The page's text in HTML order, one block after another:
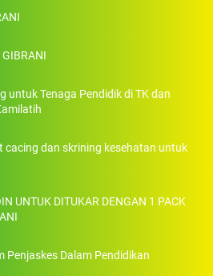
GIBRANI
untuk Tenaga Pendidik di TK dan
cacing dan skrining kesehatan untuk
UNTUK DITUKAR DENGAN 1 PACK
Penjaskes Dalam Pendidikan